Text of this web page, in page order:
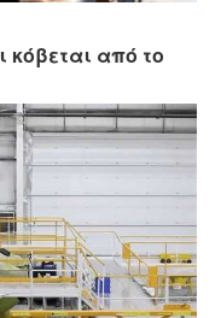
κόβεται από το